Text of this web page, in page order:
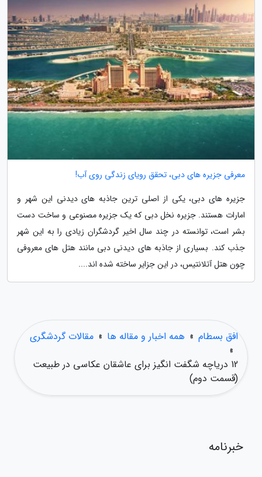
معرفی جزیره های دبی، تحقق رویای زندگی روی آب!
جزیره های دبی، یکی از اصلی ترین جاذبه های دیدنی این شهر و
امارات هستند. جزیره نخل دبی که یک جزیره مصنوعی و ساخت دست
بشر است، توانسته در چند سال اخیر گردشگران زیادی را به این شهر
جذب کند. بسیاری از جاذبه های دیدنی دبی مانند هتل های معروفی
چون هتل آتلانتیس، در این جزایر ساخته شده اند....
افق بسطام » همه اخبار و مقاله ها » مقالات گردشگری
»
12 دریاچه شگفت انگیز برای عاشقان عکاسی در طبیعت
(قسمت دوم)
خبرنامه